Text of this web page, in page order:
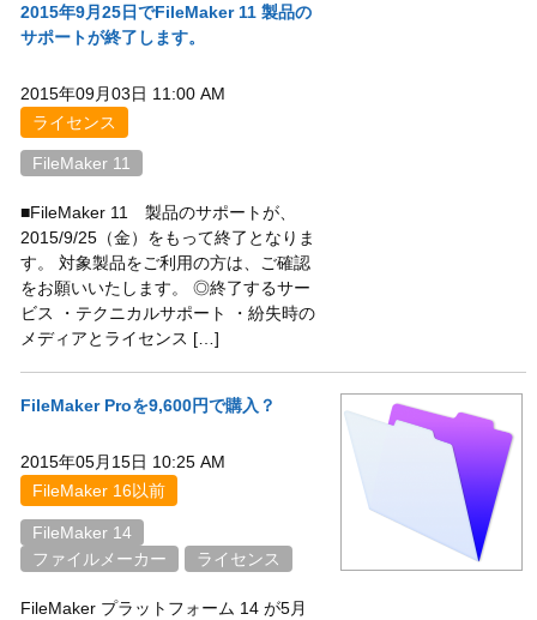
2015年9月25日でFileMaker 11 製品の
サポートが終了します。
2015年09月03日 11:00 AM
ライセンス
FileMaker 11
■FileMaker 11 製品のサポートが、
2015/9/25（金）をもって終了となりま
す。 対象製品をご利用の方は、ご確認
をお願いいたします。 ◎終了するサー
ビス ・テクニカルサポート ・紛失時の
メディアとライセンス […]
FileMaker Proを9,600円で購入？
2015年05月15日 10:25 AM
FileMaker 16以前
FileMaker 14
ファイルメーカー
ライセンス
FileMaker プラットフォーム 14 が5月